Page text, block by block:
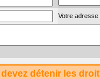
Votre
devez détenir les